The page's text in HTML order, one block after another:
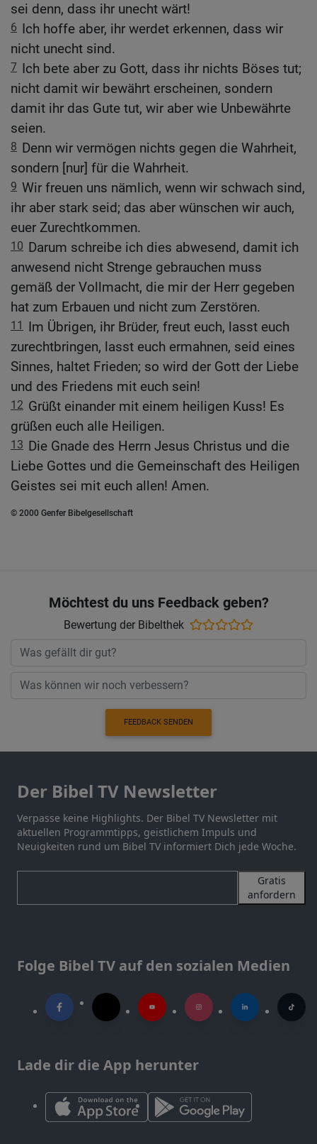
sei denn, dass ihr unecht wärt!
6 Ich hoffe aber, ihr werdet erkennen, dass wir
nicht unecht sind.
7 Ich bete aber zu Gott, dass ihr nichts Böses tut;
nicht damit wir bewährt erscheinen, sondern
damit ihr das Gute tut, wir aber wie Unbewährte
seien.
8 Denn wir vermögen nichts gegen die Wahrheit,
sondern [nur] für die Wahrheit.
9 Wir freuen uns nämlich, wenn wir schwach sind,
ihr aber stark seid; das aber wünschen wir auch,
euer Zurechtkommen.
10 Darum schreibe ich dies abwesend, damit ich
anwesend nicht Strenge gebrauchen muss
gemäß der Vollmacht, die mir der Herr gegeben
hat zum Erbauen und nicht zum Zerstören.
11
Im Übrigen, ihr Brüder, freut euch, lasst euch
zurechtbringen, lasst euch ermahnen, seid eines
Sinnes, haltet Frieden; so wird der Gott der Liebe
und des Friedens mit euch sein!
12 Grüßt einander mit einem heiligen Kuss! Es
grüßen euch alle Heiligen.
13 Die Gnade des Herrn Jesus Christus und die
Liebe Gottes und die Gemeinschaft des Heiligen
Geistes sei mit euch allen! Amen.
© 2000 Genfer Bibelgesellschaft
Möchtest du uns Feedback geben?
Bewertung der Bibelthek
FEEDBACK SENDEN
Der Bibel TV Newsletter
Verpasse keine Highlights. Der Bibel TV Newsletter mit
aktuellen Programmtipps, geistlichem Impuls und
Neuigkeiten rund um Bibel TV informiert Dich jede Woche.
Gratis
anfordern
Folge Bibel TV auf den sozialen Medien
Lade dir die App herunter